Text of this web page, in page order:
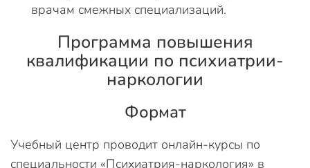
врачам смежных специализаций.
Программа повышения
квалификации по психиатрии-
наркологии
Формат
Учебный центр проводит онлайн-курсы по
специальности «Психиатрия-наркология» в